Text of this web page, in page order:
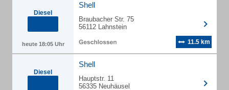
Diesel
heute 18:05 Uhr
Shell
Braubacher Str. 75
56112 Lahnstein
11.5 km
Diesel
Shell
Hauptstr. 11
56335 Neuhäusel